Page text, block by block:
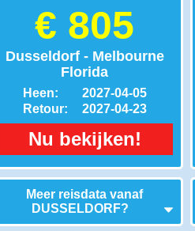
€ 805
Dusseldorf - Melbourne
Florida
Heen:
Retour:
2027-04-05
2027-04-23
Nu bekijken!
Meer reisdata vanaf
DUSSELDORF?